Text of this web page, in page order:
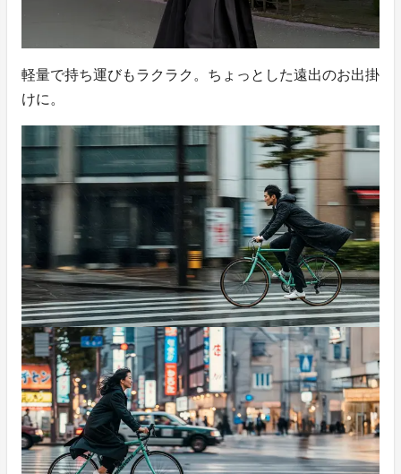
軽量で持ち運びもラクラク。ちょっとした遠出のお出掛
けに。